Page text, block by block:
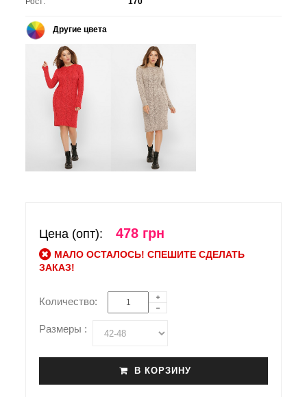
Другие цвета
Цена (опт): 478 грн
МАЛО ОСТАЛОСЬ! СПЕШИТЕ СДЕЛАТЬ
ЗАКАЗ!
Количество:
Размеры :
В КОРЗИНУ